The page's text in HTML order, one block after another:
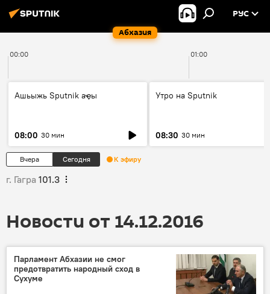
Абхазия
РУС
00:00 01:00
Ашьыжь Sputnik аҿы
08:00 30 мин
Утро на Sputnik
08:30 30 мин
Вчера Сегодня К эфиру
г. Гагра 101.3
Новости от 14.12.2016
Парламент Абхазии не смог
предотвратить народный сход в
Сухуме